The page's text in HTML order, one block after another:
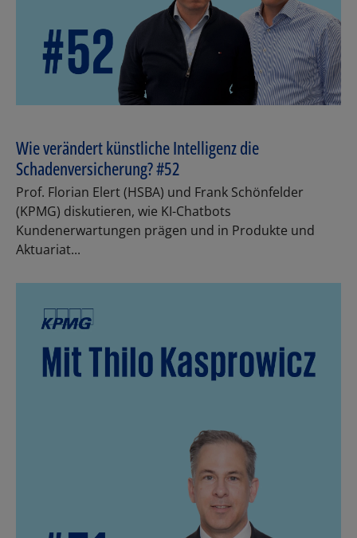
Wie verändert künstliche Intelligenz die
Schadenversicherung? #52
Prof. Florian Elert (HSBA) und Frank Schönfelder
(KPMG) diskutieren, wie KI-Chatbots
Kundenerwartungen prägen und in Produkte und
Aktuariat...